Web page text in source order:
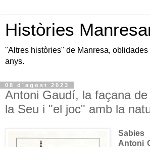
Històries
"Altres històries" de Manresa,
anys.
08 d’agost 2023
Antoni Gaudí, la façana
la Seu i "el joc" amb la
Antoni